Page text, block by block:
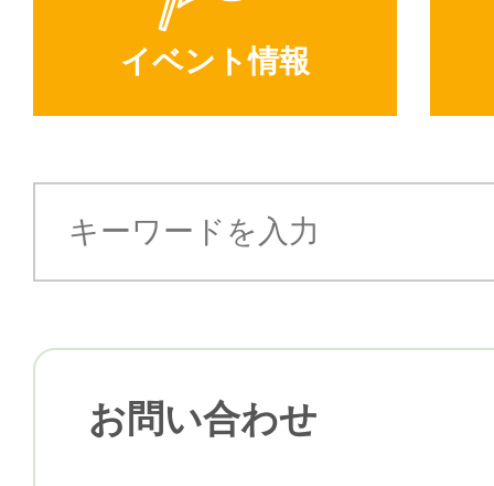
イベント情報
お問い合わせ